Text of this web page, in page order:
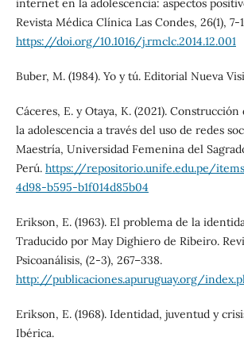
internet en la adolescencia: aspectos
Revista Médica Clínica Las Condes, 26(1), 7-
https://doi.org/10.1016/j.rmclc.2014.12.001
Buber, M. (1984). Yo y tú. Editorial Nueva
Cáceres, E. y Otaya, K. (2021).
la adolescencia a través del uso de redes
Maestría, Universidad Femenina del
Perú. https://repositorio.unife.edu.pe/
4d98-b595-b1f014d85b04
Erikson, E. (1963). El problema de la
Traducido por May Dighiero de Ribeiro.
Psicoanálisis, (2-3), 267–338.
http://publicaciones.apuruguay.org/
Erikson, E. (1968). Identidad, juventud y
Ibérica.